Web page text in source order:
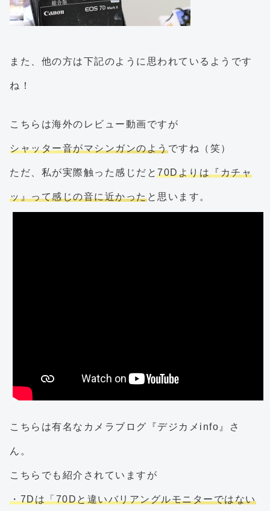
また、他の方は下記のように思われているようです
ね！
こちらは海外のレビュー動画ですが
シャッター音がマシンガンのようですね（笑）
ただ、私が実際触った感じだと 70Dよりは『カチャ
ッ』って感じの音に近かったと思います。
こちらは有名なカメラブログ『デジカメinfo』さ
ん。
こちらでも紹介されていますが
・7Dは「70Dと違いバリアングルモニターではない